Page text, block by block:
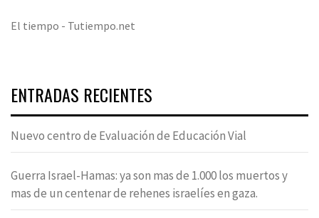
El tiempo - Tutiempo.net
ENTRADAS RECIENTES
Nuevo centro de Evaluación de Educación Vial
Guerra Israel-Hamas: ya son mas de 1.000 los muertos y
mas de un centenar de rehenes israelíes en gaza.